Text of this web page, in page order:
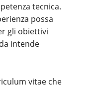
tecnica.
possa
gli obiettivi
intende
vitae che